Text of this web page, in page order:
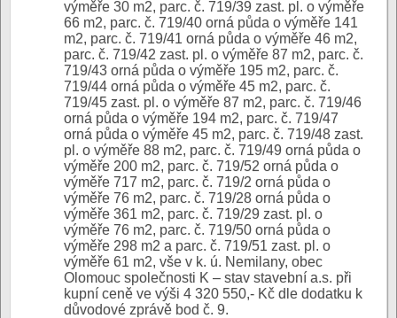
výměře 30 m2, parc. č. 719/39 zast. pl. o výměře
66 m2, parc. č. 719/40 orná půda o výměře 141
m2, parc. č. 719/41 orná půda o výměře 46 m2,
parc. č. 719/42 zast. pl. o výměře 87 m2, parc. č.
719/43 orná půda o výměře 195 m2, parc. č.
719/44 orná půda o výměře 45 m2, parc. č.
719/45 zast. pl. o výměře 87 m2, parc. č. 719/46
orná půda o výměře 194 m2, parc. č. 719/47
orná půda o výměře 45 m2, parc. č. 719/48 zast.
pl. o výměře 88 m2, parc. č. 719/49 orná půda o
výměře 200 m2, parc. č. 719/52 orná půda o
výměře 717 m2, parc. č. 719/2 orná půda o
výměře 76 m2, parc. č. 719/28 orná půda o
výměře 361 m2, parc. č. 719/29 zast. pl. o
výměře 76 m2, parc. č. 719/50 orná půda o
výměře 298 m2 a parc. č. 719/51 zast. pl. o
výměře 61 m2, vše v k. ú. Nemilany, obec
Olomouc společnosti K – stav stavební a.s. při
kupní ceně ve výši 4 320 550,- Kč dle dodatku k
důvodové zprávě bod č. 9.